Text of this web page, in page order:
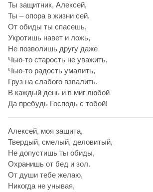
Ты защитник, Алексей,
Ты – опора в жизни сей.
От обиды ты спасешь,
Укротишь навет и ложь,
Не позволишь другу даже
Чью-то старость не уважить,
Чью-то радость умалить,
Груз на слабого взвалить.
В каждый день и в миг любой
Да пребудь Господь с тобой!
Алексей, моя защита,
Твердый, смелый, деловитый,
Не допустишь ты обиды,
Охранишь от бед и зол.
От души тебе желаю,
Никогда не унывая,